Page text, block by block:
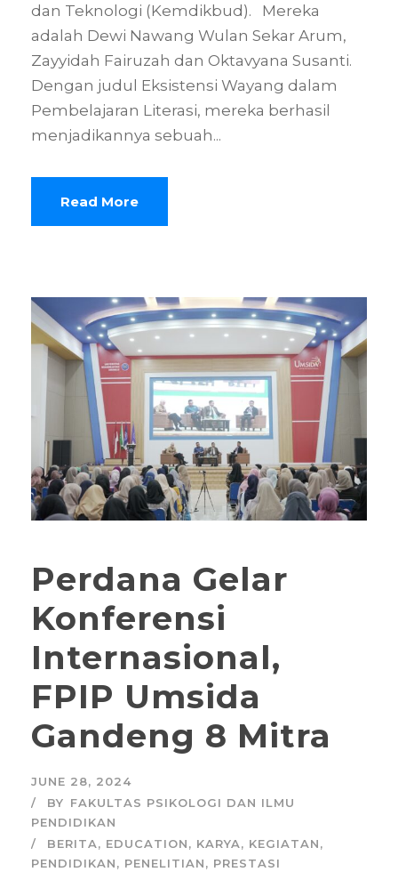
dan Teknologi (Kemdikbud). Mereka
adalah Dewi Nawang Wulan Sekar Arum,
Zayyidah Fairuzah dan Oktavyana Susanti.
Dengan judul Eksistensi Wayang dalam
Pembelajaran Literasi, mereka berhasil
menjadikannya sebuah...
Read More
Perdana Gelar
Konferensi
Internasional,
FPIP Umsida
Gandeng 8 Mitra
JUNE 28, 2024
BY FAKULTAS PSIKOLOGI DAN ILMU
PENDIDIKAN
BERITA, EDUCATION, KARYA, KEGIATAN,
PENDIDIKAN, PENELITIAN, PRESTASI